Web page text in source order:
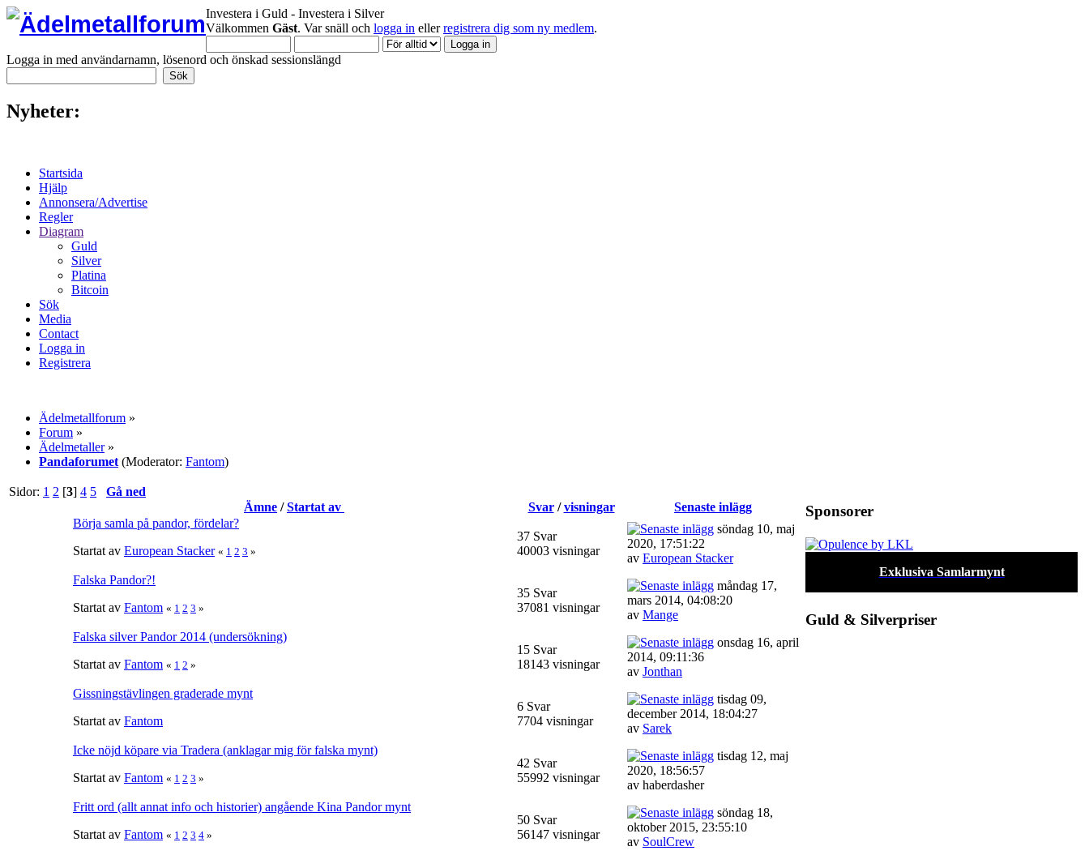
Investera i Guld - Investera i Silver
Välkommen Gäst. Var snäll och logga in ellerregistrera dig som ny medlem.
Logga in med användarnamn, lösenord och önskad sessionslängd
Nyheter:
Startsida
Hjälp
Annonsera/Advertise
Regler
Diagram
Guld
Silver
Platina
Bitcoin
Sök
Media
Contact
Logga in
Registrera
Ädelmetallforum »
Forum »
Ädelmetaller»
Pandaforumet (Moderator: Fantom)
Sidor: 1 2 [3] 4 5
Gå ned
Ämne /Startat av Svar/visningar
Senaste inlägg
Börja samla på pandor, fördelar?
Startat av European Stacker « 1 2 3 »
37 Svar
40003 visningar
söndag 10, maj
2020, 17:51:22
av European Stacker
Falska Pandor?!
Startat av Fantom « 1 2 3 »
35 Svar
37081 visningar
måndag 17,
mars 2014, 04:08:20
av Mange
Falska silver Pandor 2014 (undersökning)
Startat av Fantom « 1 2 »
15 Svar
18143 visningar
onsdag 16, april
2014, 09:11:36
av Jonthan
Gissningstävlingen graderade mynt
Startat av Fantom
6 Svar
7704 visningar
tisdag 09,
december 2014, 18:04:27
av Sarek
Icke nöjd köpare via Tradera (anklagar mig för falska mynt)
Startat av Fantom « 1 2 3 »
42 Svar
55992 visningar
tisdag 12, maj
2020, 18:56:57
av haberdasher
Fritt ord (allt annat info och historier) angående Kina Pandor mynt
Startat av Fantom « 1 2 3 4 »
50 Svar
56147 visningar
söndag 18,
oktober 2015, 23:55:10
av SoulCrew
Sponsorer
Exklusiva Samlarmynt
Guld & Silverpriser